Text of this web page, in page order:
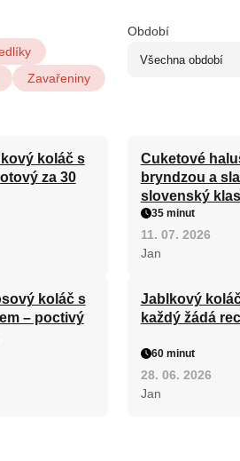
Zavařeniny
Období
koláč s
za 30
Cuketové
bryndzou a
slovenský
35 minut
11. 07. 2026
Jan
koláč s
– poctivý
Jablkový
každý žádá
60 minut
28. 06. 2026
Jan